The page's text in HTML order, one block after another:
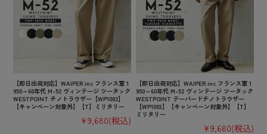
【即日出荷対応】WAIPER.inc フランス軍 1
950～60年代 M-52 ヴィンテージ ツータック
WESTPOINT チノトラウザー【WP1002】
【キャンペーン対象外】【T】ミリタリー
¥9,680(税込)
【即日出荷対応】WAIPER.inc フランス軍 1
950～60年代 M-52 ヴィンテージ ツータック
WESTPOINT テーパードチノトラウザー
【WP1003】【キャンペーン対象外】【T】
ミリタリー
¥9,680(税込)